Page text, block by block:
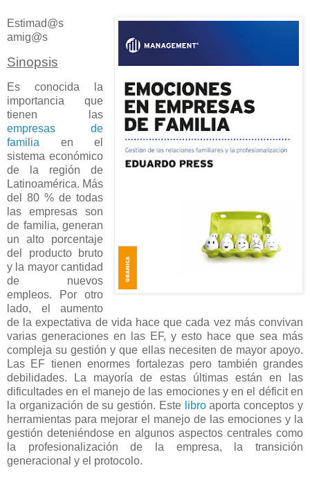
Estimad@s
amig@s
Sinopsis
Es conocida la
importancia que
tienen las
empresas de
familia en el
sistema económico
de la región de
Latinoamérica. Más
del 80 % de todas
las empresas son
de familia, generan
un alto porcentaje
del producto bruto
y la mayor cantidad
de nuevos
empleos. Por otro
lado, el aumento
de la expectativa de vida hace que cada vez más convivan
varias generaciones en las EF, y esto hace que sea más
compleja su gestión y que ellas necesiten de mayor apoyo.
Las EF tienen enormes fortalezas pero también grandes
debilidades. La mayoría de estas últimas están en las
dificultades en el manejo de las emociones y en el déficit en
la organización de su gestión. Este libroaporta conceptos y
herramientas para mejorar el manejo de las emociones y la
gestión deteniéndose en algunos aspectos centrales como
la profesionalización de la empresa, la transición
generacional y el protocolo.